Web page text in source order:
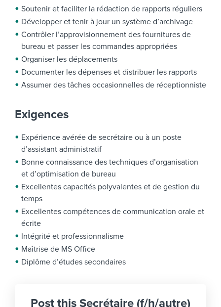
Soutenir et faciliter la rédaction de rapports réguliers
Développer et tenir à jour un système d’archivage
Contrôler l’approvisionnement des fournitures de
bureau et passer les commandes appropriées
Organiser les déplacements
Documenter les dépenses et distribuer les rapports
Assumer des tâches occasionnelles de réceptionniste
Exigences
Expérience avérée de secrétaire ou à un poste
d’assistant administratif
Bonne connaissance des techniques d’organisation
et d’optimisation de bureau
Excellentes capacités polyvalentes et de gestion du
temps
Excellentes compétences de communication orale et
écrite
Intégrité et professionnalisme
Maîtrise de MS Office
Diplôme d’études secondaires
Post this Secrétaire (f/h/autre)